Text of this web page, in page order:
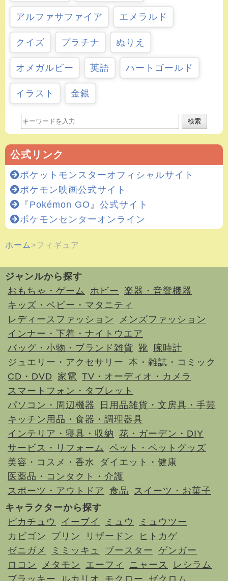
アルファサファイア エメラルド
クイズ プラチナ ぬりえ
オメガルビー 英語 ハートゴールド
イラスト 金銀
検索
公式リンク
ポケットモンスターオフィシャルサイト
ポケモン映画公式サイト
『Pokémon GO』公式サイト
ポケモンセンターオンライン
ホーム フィギュア
ジャンルから探す
おもちゃ・ゲーム
ホビー
楽器・音響機器
キッズ・ベビー・マタニティ
レディースファッション
メンズファッション
インナー・下着・ナイトウエア
バッグ・小物・ブランド雑貨 靴 腕時計
ジュエリー・アクセサリー 本・雑誌・コミック
CD・DVD
家電 TV・オーディオ・カメラ
スマートフォン・タブレット
パソコン・周辺機器
日用品雑貨・文房具・手芸
キッチン用品・食器・調理器具
インテリア・寝具・収納 花・ガーデン・DIY
サービス・リフォーム ペット・ペットグッズ
美容・コスメ・香水
ダイエット・健康
医薬品・コンタクト・介護
スポーツ・アウトドア 食品
スイーツ・お菓子
キャラクターから探す
ピカチュウ
イーブイ ミュウ
ミュウツー
カビゴン
プリン リザードン
ヒトカゲ
ゼニガメ
ミミッキュ ブースター ゲンガー
ロコン
メタモン エーフィ ニャース
レシラム
ブラッキー
ルカリオ モクロー ゼクロム